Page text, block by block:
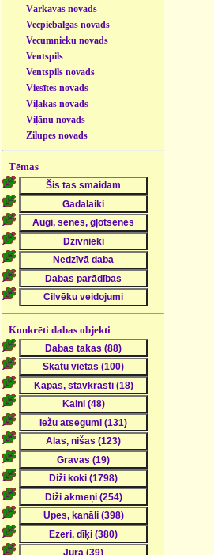
Vārkavas novads
Vecpiebalgas novads
Vecumnieku novads
Ventspils
Ventspils novads
Viesītes novads
Viļakas novads
Viļānu novads
Zilupes novads
Tēmas
Konkrēti dabas objekti